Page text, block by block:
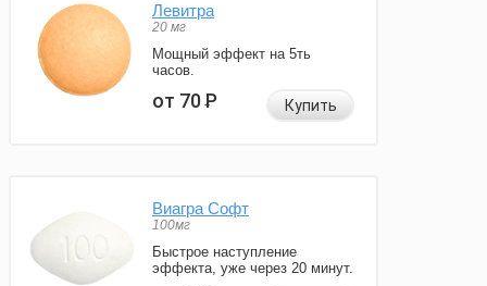
Левитра
20 мг
Мощный эффект на 5ть
часов.
от 70Р Купить
Виагра Софт
100мг
Быстрое наступление
эффекта, уже через 20 минут.